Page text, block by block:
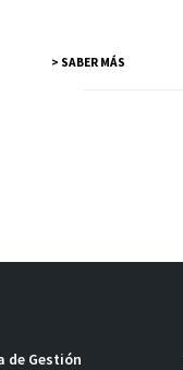
> SABER MÁS
de Gestión